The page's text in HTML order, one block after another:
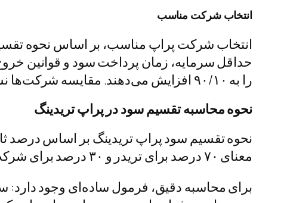
انتخاب شرکت مناسب
انتخاب شرکت پراپ مناسب، بر اساس نحوه
را به ۹۰/۱۰ افزایش می‌دهند. مقایسه شرکت‌ها نشان می‌دهد که شرکت‌هایی با تقسیم بالا، اغلب قوانین سخت‌گیرانه‌تری دارند.
نحوه محاسبه تقسیم سود در پراپ تریدینگ
معنای ۷۰ درصد برای تریدر و ۳۰ درصد برای شرکت. در مدل متغیر، درصد بر اساس حجم معاملات یا عملکرد ماهانه تغییر می‌کند.
برای محاسبه دقیق، فرمول ساده‌ای وجود